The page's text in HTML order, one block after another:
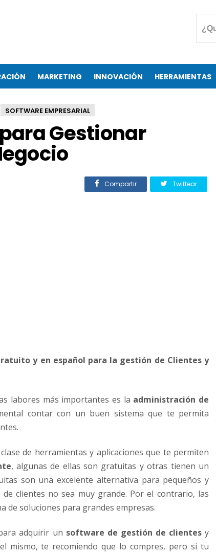
MARKETING INNOVACIÓN HERRAMIENTAS
SOFTWARE EMPRESARIAL
Gestionar
Compartir Twittear
y en español para la gestión de Clientes y
labores más importantes es la administración de
contar con un buen sistema que te permita
de herramientas y aplicaciones que te permiten
, algunas de ellas son gratuitas y otras tienen un
son una excelente alternativa para pequeños y
clientes no sea muy grande. Por el contrario, las
de soluciones para grandes empresas.
adquirir un software de gestión de clientesy
mismo, te recomiendo que lo compres, pero si tu